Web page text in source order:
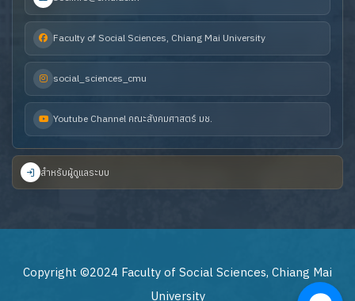
Faculty of Social Sciences, Chiang Mai University
social_sciences_cmu
Youtube Channel คณะสังคมศาสตร์ มช.
สำหรับผู้ดูแลระบบ
Copyright ©2024 Faculty of Social Sciences, Chiang Mai
University